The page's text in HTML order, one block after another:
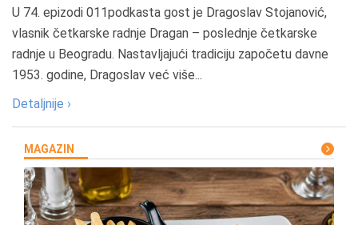
U 74. epizodi 011podkasta gost je Dragoslav Stojanović,
vlasnik četkarske radnje Dragan – poslednje četkarske
radnje u Beogradu. Nastavljajući tradiciju započetu davne
1953. godine, Dragoslav već više...
Detaljnije ›
MAGAZIN